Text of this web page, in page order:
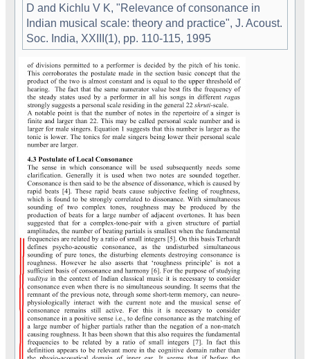
D and Kichlu V K, "Relevance of consonance in
Indian musical scale: theory and practice", J. Acoust.
Soc. India, XXIII(1), pp. 110-115, 1995